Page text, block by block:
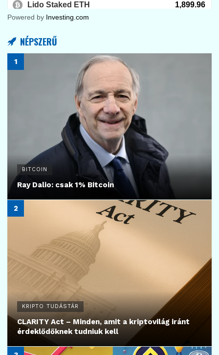
Powered by Investing.com
NÉPSZERŰ
BITCOIN
Ray Dalio: csak 1% Bitcoin
KRIPTO TUDÁSTÁR
CLARITY Act – Minden, amit a kriptovilág iránt
érdeklődőknek tudniuk kell